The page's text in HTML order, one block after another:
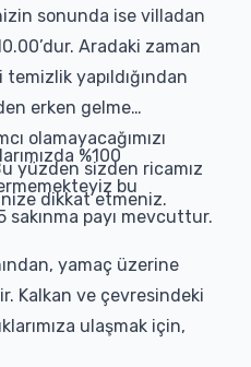
sonunda ise villadan
Aradaki zaman
yapıldığından
erken gelme
olamayacağımızı
yüzden sizden ricamız
dikkat etmeniz.
%100
bu
sakınma payı mevcuttur.
yamaç üzerine
Kalkan ve çevresindeki
ulaşmak için,